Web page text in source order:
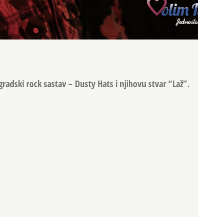
rock sastav – Dusty Hats i njihovu stvar “Laž”.